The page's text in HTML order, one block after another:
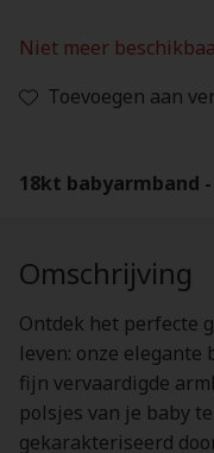
Niet meer
Toevoegen aan
18kt babyarmband -
Omschrijving
Ontdek het perfecte
leven: onze elegante
fijn vervaardigde
polsjes van je baby
gekarakteriseerd